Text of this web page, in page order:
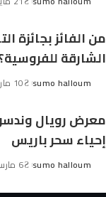
Posted
من الفائز بجائزة
الشارقة
Posted
sumo halloum 10 مارس، 2025
معرض رويال
إحياء سحر باريس
Posted
sumo halloum 6 مارس، 2025